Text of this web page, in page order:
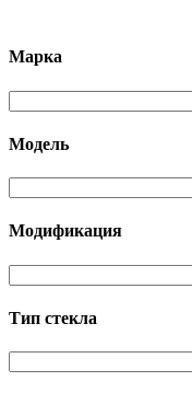
Марка
Модель
Модификация
Тип стекла